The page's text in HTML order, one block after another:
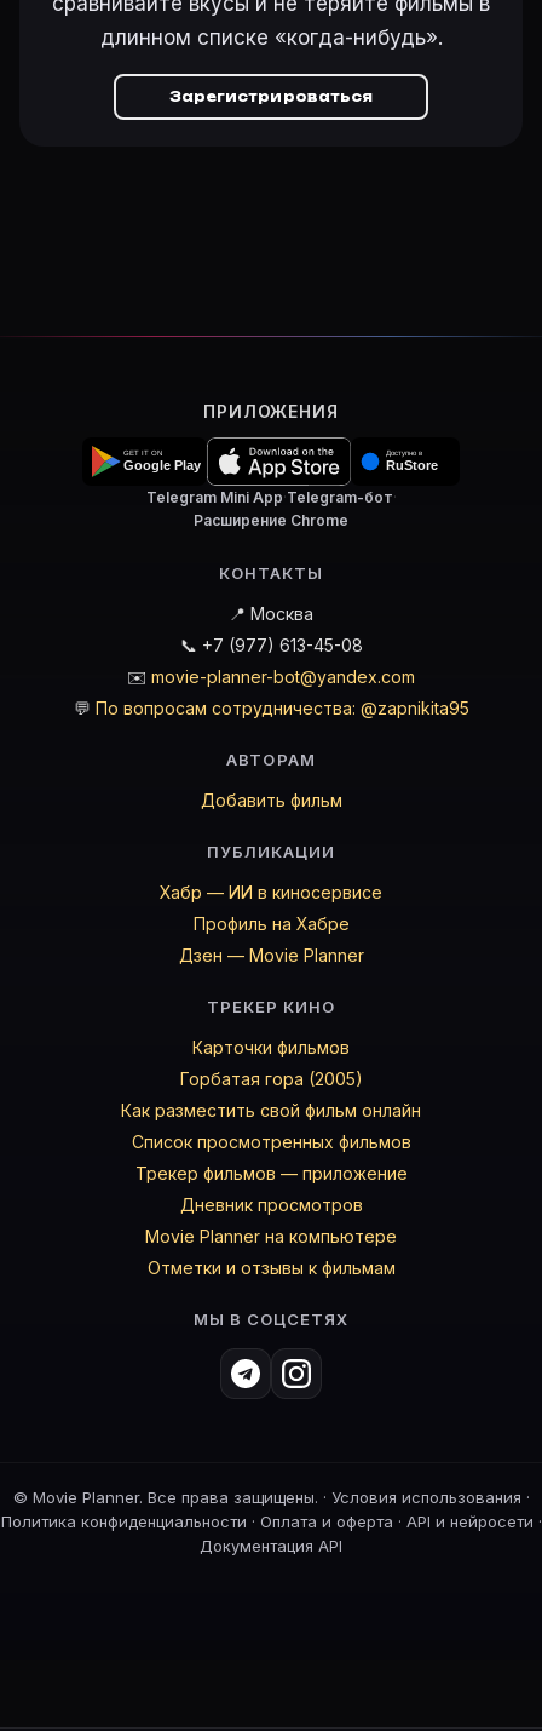
длинном списке «когда-нибудь».
Зарегистрироваться
ПРИЛОЖЕНИЯ
Telegram Mini App·Telegram-бот·
Расширение Chrome
КОНТАКТЫ
📍 Москва
📞 +7 (977) 613-45-08
✉️ movie-planner-bot@yandex.com
💬 По вопросам сотрудничества: @zapnikita95
АВТОРАМ
Добавить фильм
ПУБЛИКАЦИИ
Хабр — ИИ в киносервисе
Профиль на Хабре
Дзен — Movie Planner
ТРЕКЕР КИНО
Карточки фильмов
Горбатая гора (2005)
Как разместить свой фильм онлайн
Список просмотренных фильмов
Трекер фильмов — приложение
Дневник просмотров
Movie Planner на компьютере
Отметки и отзывы к фильмам
МЫ В СОЦСЕТЯХ
© Movie Planner. Все права защищены. · Условия использования ·
Политика конфиденциальности · Оплата и оферта · API и нейросети ·
Документация API